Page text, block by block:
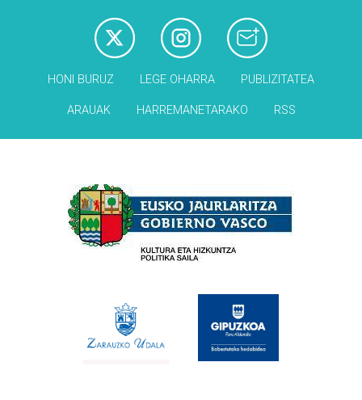
HONI BURUZ LEGE OHARRA PUBLIZITATEA
ARAUAK HARREMANETARAKO RSS